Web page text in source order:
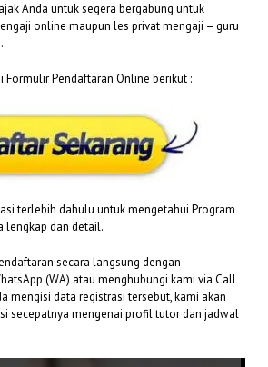
Anda untuk segera bergabung untuk
online maupun les privat mengaji – guru
Formulir Pendaftaran Online berikut :
terlebih dahulu untuk mengetahui Program
lengkap dan detail.
secara langsung dengan
(WA) atau menghubungi kami via Call
mengisi data registrasi tersebut, kami akan
secepatnya mengenai profil tutor dan jadwal